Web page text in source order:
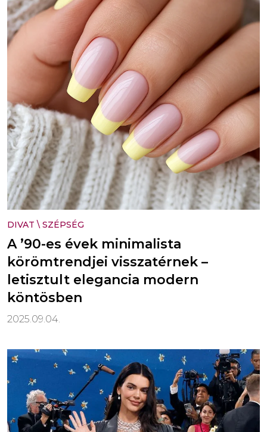
DIVAT \ SZÉPSÉG
A ’90-es évek minimalista
körömtrendjei visszatérnek –
letisztult elegancia modern
köntösben
2025.09.04.